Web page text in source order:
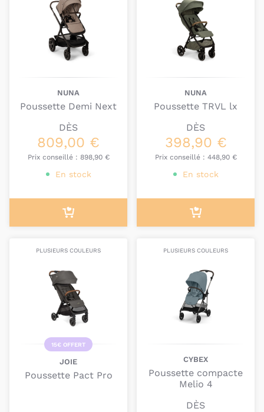
Nous sommes à votre entière disposition pour
trouver la poussette ainsi que les accessoires
parfaits pour la balade de votre bout’chou.
NUNA
Poussette Demi Next
DÈS
809,00 €
Prix conseillé : 898,90 €
En stock
NUNA
Poussette TRVL lx
DÈS
398,90 €
Prix conseillé : 448,90 €
En stock
PLUSIEURS COULEURS
15€ OFFERT
JOIE
Poussette Pact Pro
PLUSIEURS COULEURS
CYBEX
Poussette compacte
Melio 4
DÈS